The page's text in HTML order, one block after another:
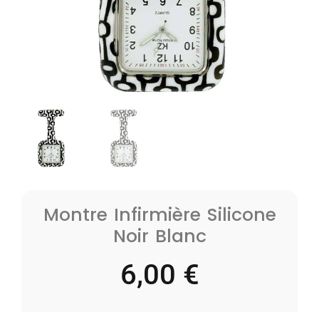
Montre Infirmière Silicone
Noir Blanc
6,00 €